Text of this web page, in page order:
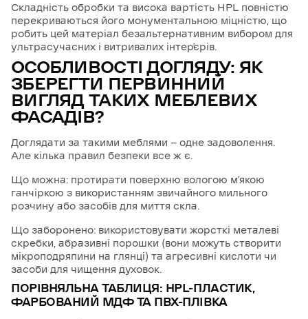
Складність обробки та висока вартість HPL повністю
перекриваються його монументальною міцністю, що
робить цей матеріал безальтернативним вибором для
ультрасучасних і витривалих інтер’єрів.
ОСОБЛИВОСТІ ДОГЛЯДУ: ЯК
ЗБЕРЕГТИ ПЕРВИННИЙ
ВИГЛЯД ТАКИХ МЕБЛЕВИХ
ФАСАДІВ?
Доглядати за такими меблями — одне задоволення.
Але кілька правил безпеки все ж є.
Що можна: протирати поверхню вологою м’якою
ганчіркою з використанням звичайного мильного
розчину або засобів для миття скла.
Що заборонено: використовувати жорсткі металеві
скребки, абразивні порошки (вони можуть створити
мікроподряпини на глянці) та агресивні кислоти чи
засоби для чищення духовок.
ПОРІВНЯЛЬНА ТАБЛИЦЯ: HPL-ПЛАСТИК,
ФАРБОВАНИЙ МДФ ТА ПВХ-ПЛІВКА